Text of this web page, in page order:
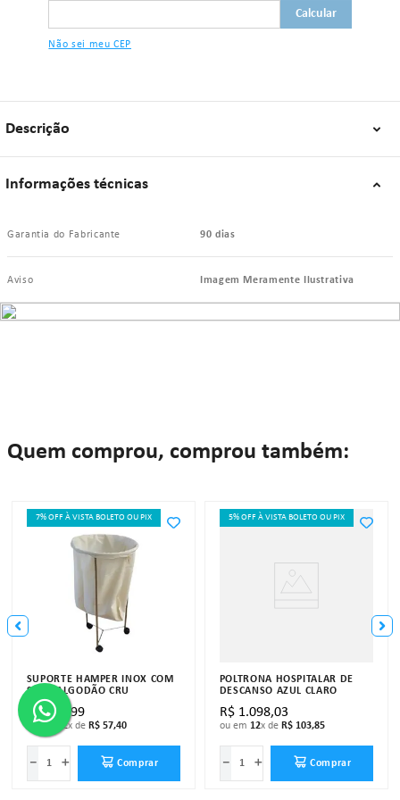
Não sei meu CEP
Descrição
Informações técnicas
Garantia do Fabricante 90 dias
Aviso Imagem Meramente Ilustrativa
Quem comprou, comprou também:
7% OFF À VISTA BOLETO OU PIX
SUPORTE HAMPER INOX COM
SACO ALGODÃO CRU
R$ 606 99
12x de R$ 57,40
＋
－ Comprar
5% OFF À VISTA BOLETO OU PIX
POLTRONA HOSPITALAR DE
DESCANSO AZUL CLARO
R$ 1.098,03
ou em 12x de R$ 103,85
＋
－ Comprar